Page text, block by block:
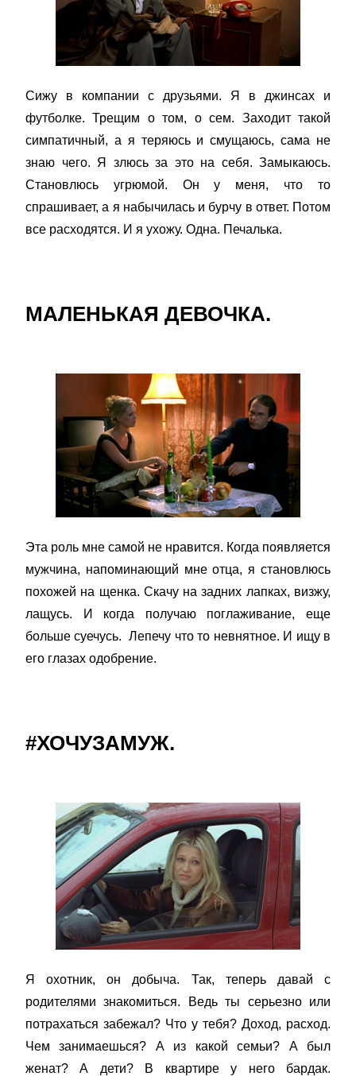
Сижу в компании с друзьями. Я в джинсах и
футболке. Трещим о том, о сем. Заходит такой
симпатичный, а я теряюсь и смущаюсь, сама не
знаю чего. Я злюсь за это на себя. Замыкаюсь.
Становлюсь угрюмой. Он у меня, что то
спрашивает, а я набычилась и бурчу в ответ. Потом
все расходятся. И я ухожу. Одна. Печалька.
МАЛЕНЬКАЯ ДЕВОЧКА.
Эта роль мне самой не нравится. Когда появляется
мужчина, напоминающий мне отца, я становлюсь
похожей на щенка. Скачу на задних лапках, визжу,
лащусь. И когда получаю поглаживание, еще
больше суечусь. Лепечу что то невнятное. И ищу в
его глазах одобрение.
#ХОЧУЗАМУЖ.
Я охотник, он добыча. Так, теперь давай с
родителями знакомиться. Ведь ты серьезно или
потрахаться забежал? Что у тебя? Доход, расход.
Чем занимаешься? А из какой семьи? А был
женат? А дети? В квартире у него бардак.